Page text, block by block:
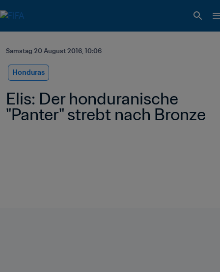
Samstag 20 August 2016, 10:06
Honduras
Elis: Der honduranische
"Panter" strebt nach Bronze